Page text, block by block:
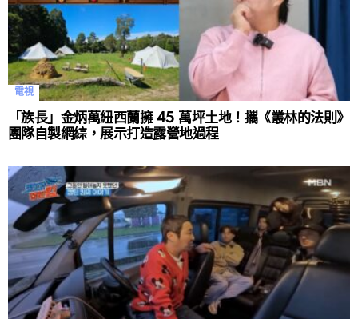
電視
「族長」金炳萬紐西蘭擁 45 萬坪土地！攜《叢林的法則》
團隊自製網綜，展示打造露營地過程